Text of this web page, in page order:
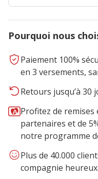
Pourquoi nous
Paiement 100%
en 3 versements,
Retours jusqu’à 30
Profitez de remises
partenaires et de
notre programme
Plus de 40.000
compagnie heureux.